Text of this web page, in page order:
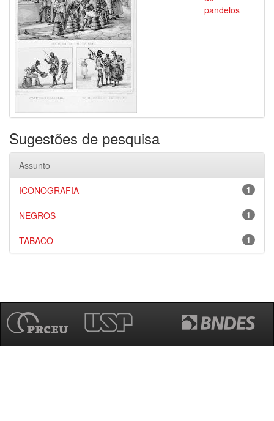
pandelos
Sugestões de pesquisa
Assunto
1
ICONOGRAFIA
1
NEGROS
1
TABACO